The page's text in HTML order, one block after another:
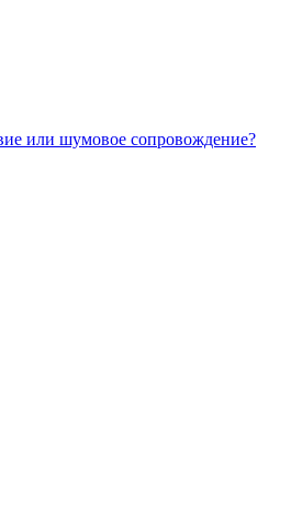
или шумовое сопровождение?